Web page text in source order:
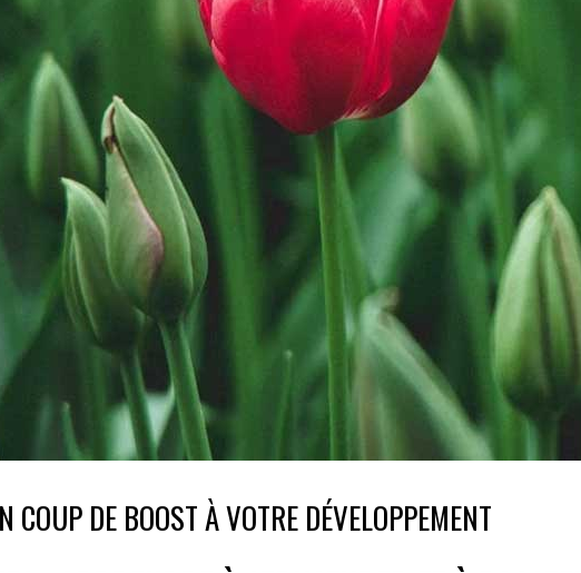
COUP DE BOOST À VOTRE DÉVELOPPEMENT